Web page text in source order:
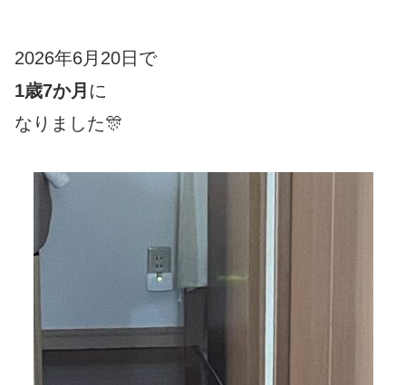
2026年6月20日で
1歳7か月 に
なりました🎊